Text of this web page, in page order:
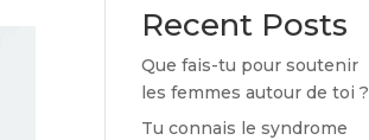
Recent Posts
Que fais-tu pour soutenir
les femmes autour de toi ?
Tu connais le syndrome